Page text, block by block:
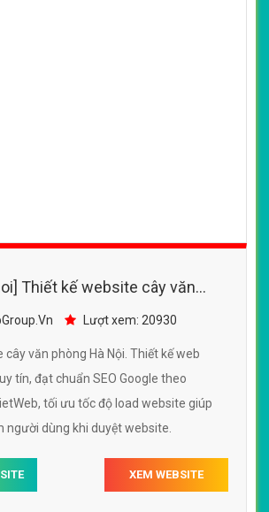
Thiết kế website cây văn
đẹp, chuyên nghiệp chuẩn
Lượt xem: 20930
cây văn phòng Hà Nội. Thiết kế web
tín, đạt chuẩn SEO Google theo
tối ưu tốc độ load website giúp
người dùng khi duyệt website.
XEM WEBSITE